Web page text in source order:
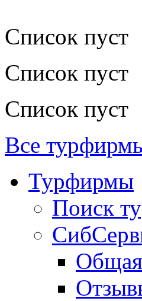
Список пуст
Список пуст
Список пуст
Все
Турфирмы
Поиск